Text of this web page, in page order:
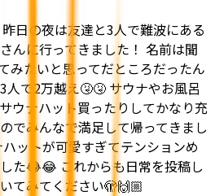
日の夜は友達と3人で難波にある
んに行ってきました！ 名前は聞
みたいと思ってだところだったん
人で2万越え🤧🤧 サウナやお風呂
ウナハット買ったりしてかなり充
でみんなで満足して帰ってきまし
ットが可愛すぎてテンションめ
た😂😂 これからも日常を投稿し
てみてください🫣🙌🏼